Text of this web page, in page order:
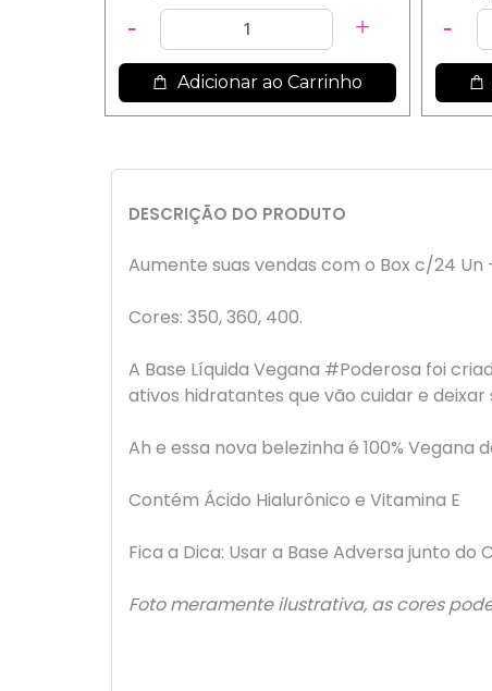
Adicionar ao Carrinho
DESCRIÇÃO DO PRODUTO
Aumente suas vendas com o Box c/24 Un
Cores: 350, 360, 400.
A Base Líquida Vegana #Poderosa foi
ativos hidratantes que vão cuidar e
Ah e essa nova belezinha é 100%
Contém Ácido Hialurônico e Vitamina E
Fica a Dica: Usar a Base Adversa junto
Foto meramente ilustrativa, as cores